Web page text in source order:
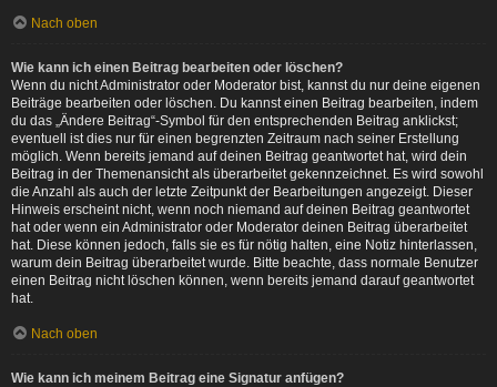
Nach oben
Wie kann ich einen Beitrag bearbeiten oder löschen?
Wenn du nicht Administrator oder Moderator bist, kannst du nur deine eigenen
Beiträge bearbeiten oder löschen. Du kannst einen Beitrag bearbeiten, indem
du das „Ändere Beitrag“-Symbol für den entsprechenden Beitrag anklickst;
eventuell ist dies nur für einen begrenzten Zeitraum nach seiner Erstellung
möglich. Wenn bereits jemand auf deinen Beitrag geantwortet hat, wird dein
Beitrag in der Themenansicht als überarbeitet gekennzeichnet. Es wird sowohl
die Anzahl als auch der letzte Zeitpunkt der Bearbeitungen angezeigt. Dieser
Hinweis erscheint nicht, wenn noch niemand auf deinen Beitrag geantwortet
hat oder wenn ein Administrator oder Moderator deinen Beitrag überarbeitet
hat. Diese können jedoch, falls sie es für nötig halten, eine Notiz hinterlassen,
warum dein Beitrag überarbeitet wurde. Bitte beachte, dass normale Benutzer
einen Beitrag nicht löschen können, wenn bereits jemand darauf geantwortet
hat.
Nach oben
Wie kann ich meinem Beitrag eine Signatur anfügen?